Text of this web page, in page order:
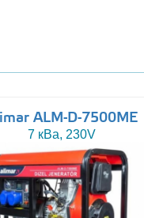
ALM-D-7500ME
7 кВа, 230V